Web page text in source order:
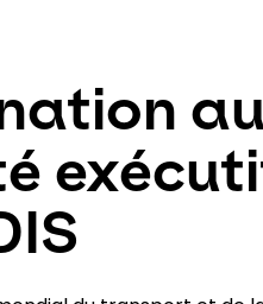
au